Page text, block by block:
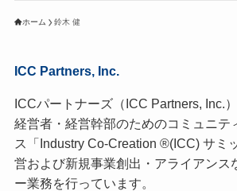
ホーム 鈴木 健
ICC Partners, Inc.
ICCパートナーズ（ICC Partners, Inc.
経営者・経営幹部のためのコミュニテ
ス「Industry Co-Creation ®(ICC) サミ
営および新規事業創出・アライアンス
ー業務を行っています。